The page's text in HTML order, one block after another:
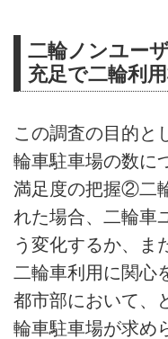
二輪ノンユー
充足で二輪利
この調査の目的と
輪車駐車場の数に
満足度の把握②二
れた場合、二輪車
う変化するか、ま
二輪車利用に関心
都市部において、
輪車駐車場が求め